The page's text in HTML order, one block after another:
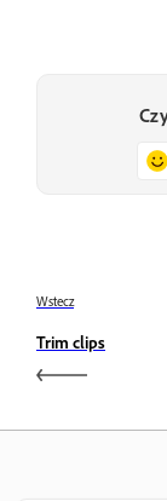
Wstecz
Trim clips